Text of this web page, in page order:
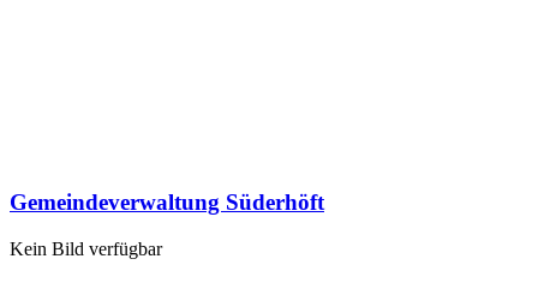
Gemeindeverwaltung Süderhöft
Kein Bild verfügbar